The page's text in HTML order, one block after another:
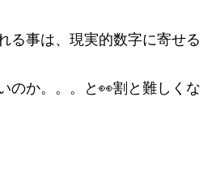
る事は、現実的数字に寄せる
のか。。。と👀割と難しくな